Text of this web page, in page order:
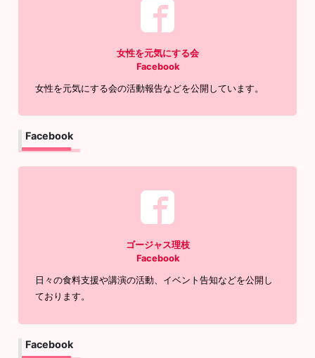
女性を元気にする会
Facebook
女性を元気にする会の活動報告などを公開しています。
Facebook
ゴージャス理枝
Facebook
日々の食料支援や講演の活動、イベント告知などを公開し
ております。
Facebook